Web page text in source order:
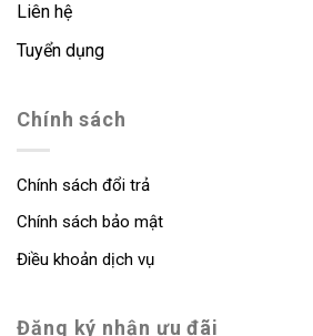
Liên hệ
Tuyển dụng
Chính sách
Chính sách đổi trả
Chính sách bảo mật
Điều khoản dịch vụ
Đăng ký nhận ưu đãi